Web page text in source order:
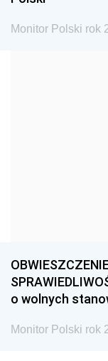
1987
1957
1954
1951
Monitor Polski rok
o wolnych
Monitor Polski rok